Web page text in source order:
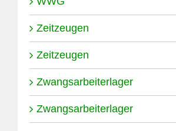
Zeitzeugen
Zeitzeugen
Zwangsarbeiterlager
Zwangsarbeiterlager